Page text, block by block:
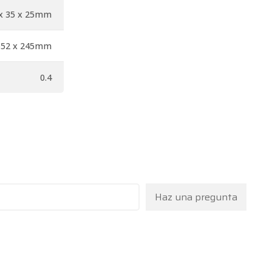
35 x 25mm
x 245mm
0.4
Haz una pregunta